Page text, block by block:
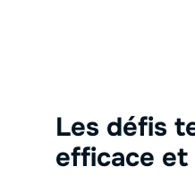
Les défis
efficace et